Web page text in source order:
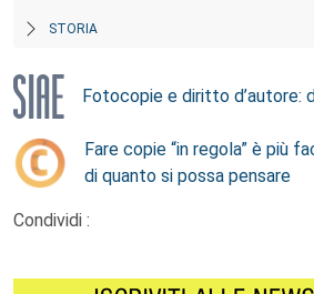
STORIA
Fotocopie e diritto d’autore:
Fare copie “in regola” è più
di quanto si possa pensare
Condividi :